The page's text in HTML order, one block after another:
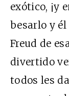
exótico, ¡y
besarlo y
Freud de
divertido
todos les